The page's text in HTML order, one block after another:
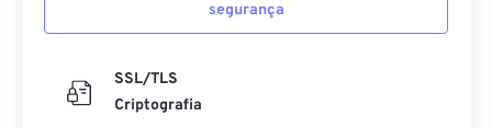
segurança
SSL/TLS
Criptografia